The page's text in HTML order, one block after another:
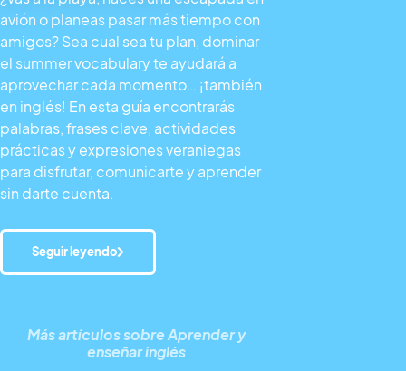
avión o planeas pasar más tiempo con
amigos? Sea cual sea tu plan, dominar
el summer vocabulary te ayudará a
aprovechar cada momento… ¡también
en inglés! En esta guía encontrarás
palabras, frases clave, actividades
prácticas y expresiones veraniegas
para disfrutar, comunicarte y aprender
sin darte cuenta.
Seguir leyendo
Más artículos sobreAprender y
enseñar inglés